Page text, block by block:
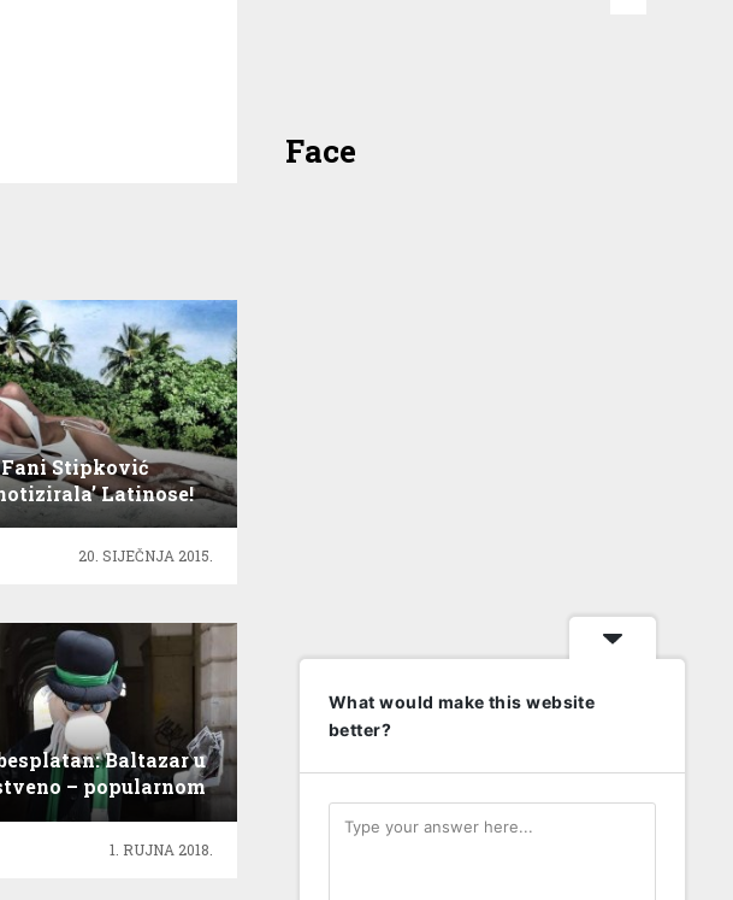
Fani Stipković
Latinose!
20. SIJEČNJA 2015.
Baltazar u
– popularnom
ruhu!
1. RUJNA 2018.
Face
What would make this website
better?